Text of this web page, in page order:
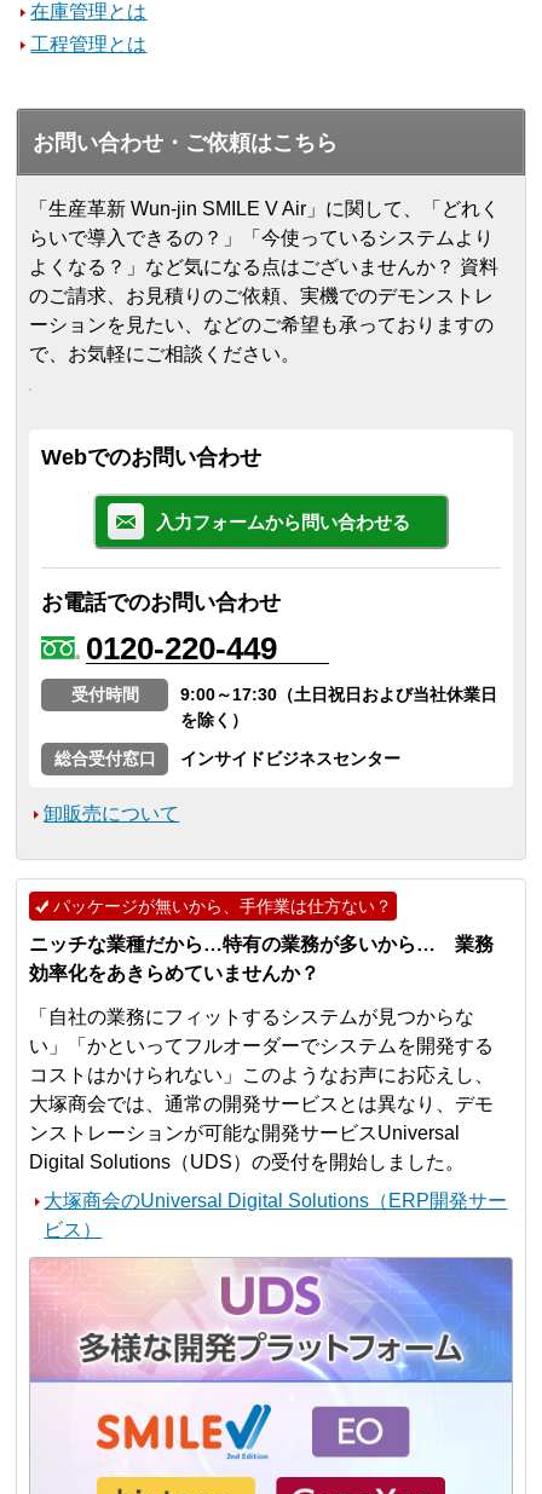
在庫管理とは
工程管理とは
お問い合わせ・ご依頼はこちら
「生産革新 Wun-jin SMILE V Air」に関して、「どれく
らいで導入できるの？」「今使っているシステムより
よくなる？」など気になる点はございませんか？ 資料
のご請求、お見積りのご依頼、実機でのデモンストレ
ーションを見たい、などのご希望も承っておりますの
で、お気軽にご相談ください。
Webでのお問い合わせ
入力フォームから問い合わせる
お電話でのお問い合わせ
0120-220-449
受付時間
9:00～17:30（土日祝日および当社休業日
を除く）
総合受付窓口
インサイドビジネスセンター
卸販売について
パッケージが無いから、手作業は仕方ない？
ニッチな業種だから…特有の業務が多いから… 業務
効率化をあきらめていませんか？
「自社の業務にフィットするシステムが見つからな
い」「かといってフルオーダーでシステムを開発する
コストはかけられない」このようなお声にお応えし、
大塚商会では、通常の開発サービスとは異なり、デモ
ンストレーションが可能な開発サービスUniversal
Digital Solutions（UDS）の受付を開始しました。
大塚商会のUniversal Digital Solutions（ERP開発サー
ビス）